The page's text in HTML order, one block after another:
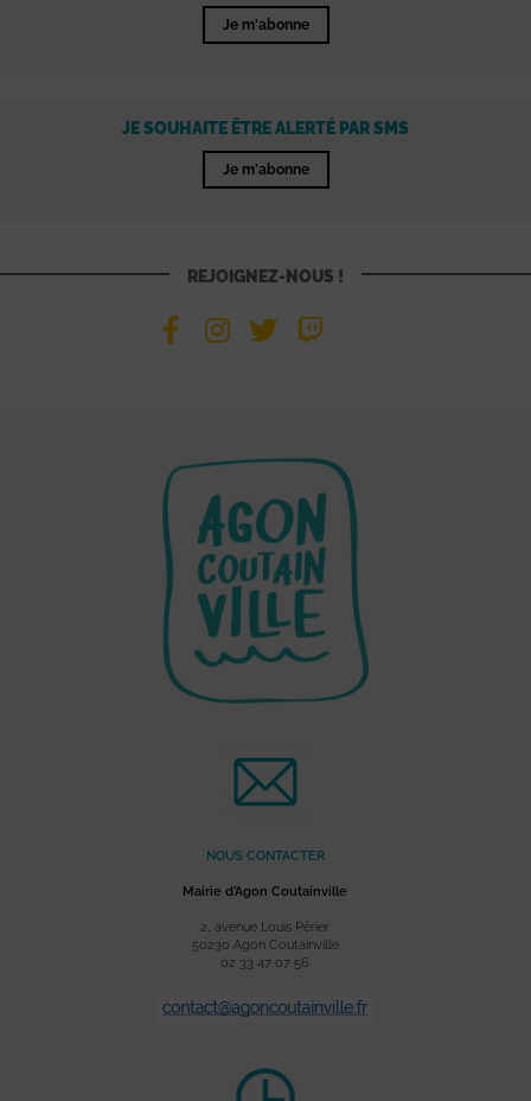
Je m'abonne
JE SOUHAITE ÊTRE ALERTÉ PAR SMS
Je m'abonne
REJOIGNEZ-NOUS !
NOUS CONTACTER
Mairie d’Agon Coutainville
2, avenue Louis Périer
50230 Agon Coutainville
02 33 47 07 56